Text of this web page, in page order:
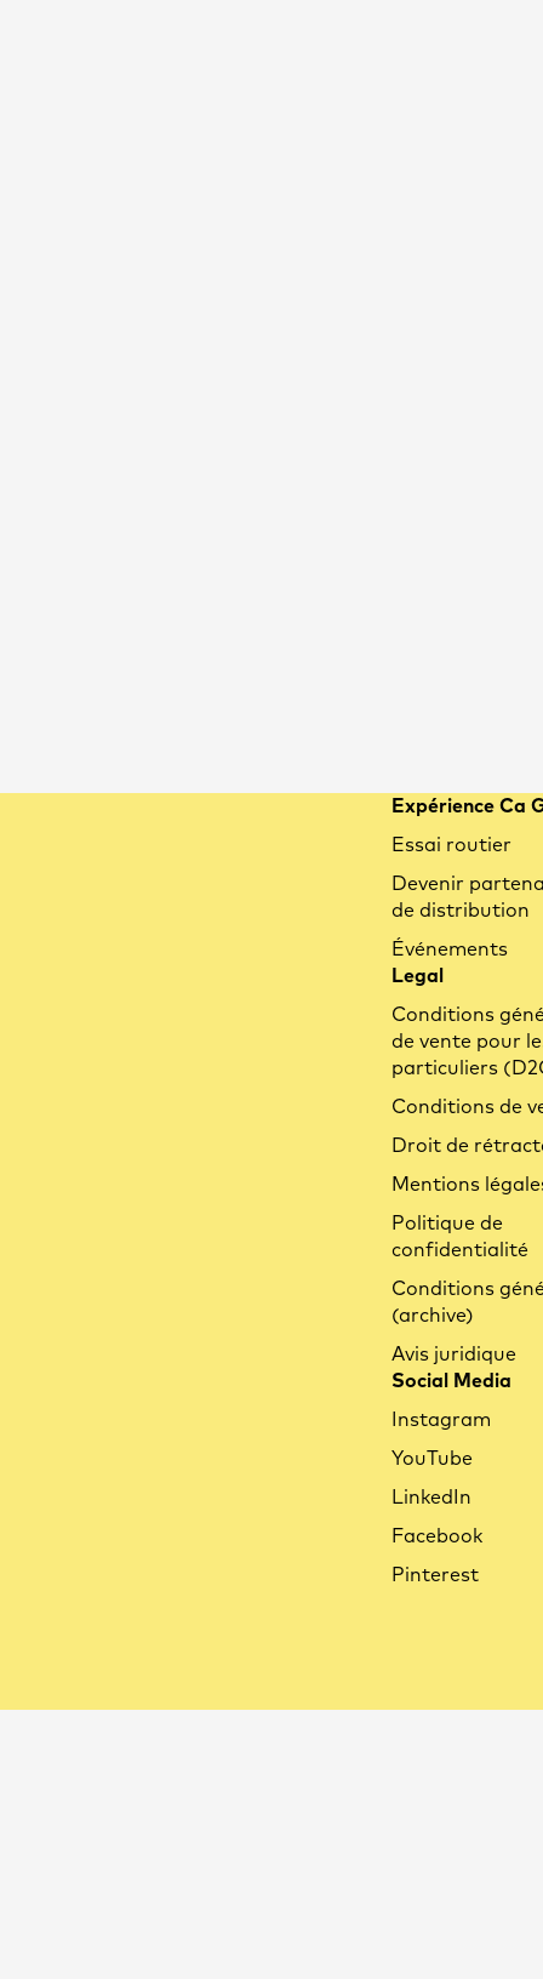
Expérience Ca
Essai routier
Devenir
de distribution
Événements
Legal
Conditions
de vente pour
particuliers
Conditions de
Droit de
Mentions
Politique de
confidentialité
Conditions
(archive)
Avis juridique
Social Media
Instagram
YouTube
LinkedIn
Facebook
Pinterest